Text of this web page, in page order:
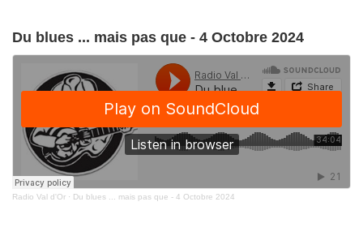
Du blues ... mais pas que - 4 Octobre 2024
Radio Val d'Or · Du blues ... mais pas que - 4 Octobre 2024